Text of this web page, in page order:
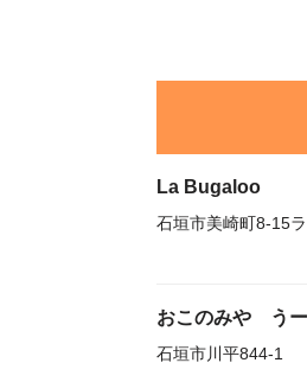
La Bugaloo
石垣市美崎町8-15
おこのみや う
石垣市川平844-1